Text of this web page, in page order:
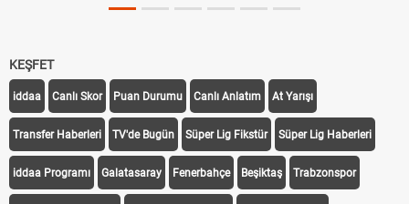
KEŞFET
iddaa Canlı Skor Puan Durumu Canlı Anlatım At Yarışı
Transfer Haberleri TV'de Bugün Süper Lig Fikstür Süper Lig Haberleri
iddaa Programı Galatasaray Fenerbahçe Beşiktaş Trabzonspor